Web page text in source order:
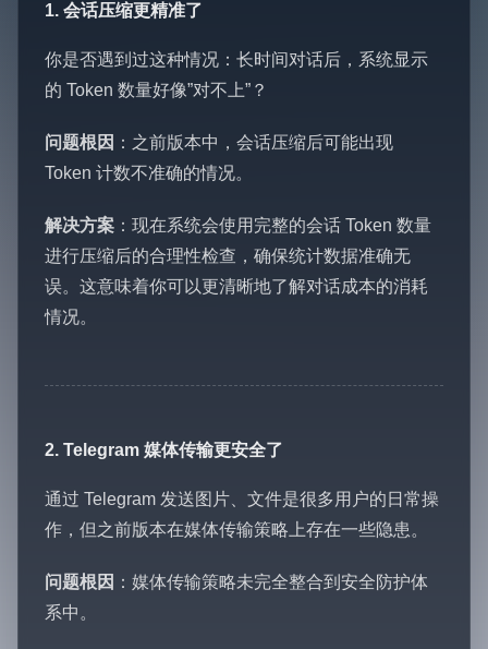
1. 会话压缩更精准了
你是否遇到过这种情况：长时间对话后，系统显示
的 Token 数量好像”对不上”？
问题根因 ：之前版本中，会话压缩后可能出现
Token 计数不准确的情况。
解决方案 ：现在系统会使用完整的会话 Token 数量
进行压缩后的合理性检查，确保统计数据准确无
误。这意味着你可以更清晰地了解对话成本的消耗
情况。
2. Telegram 媒体传输更安全了
通过 Telegram 发送图片、文件是很多用户的日常操
作，但之前版本在媒体传输策略上存在一些隐患。
问题根因 ：媒体传输策略未完全整合到安全防护体
系中。